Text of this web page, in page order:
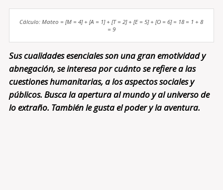
Cálculo: Mateo = [M = 4] + [A = 1] + [T = 2] + [E = 5] + [O = 6] = 18 = 1 + 8
= 9
Sus cualidades esenciales son una gran emotividad y
abnegación, se interesa por cuánto se refiere a las
cuestiones humanitarias, a los aspectos sociales y
públicos. Busca la apertura al mundo y al universo de
lo extraño. También le gusta el poder y la aventura.